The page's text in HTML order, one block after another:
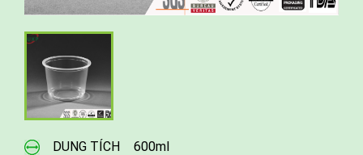
DUNG TÍCH 600ml